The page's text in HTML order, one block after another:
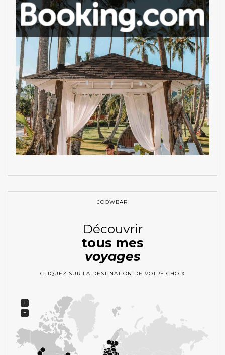
JOOWBAR
Découvrir
tous mes
voyages
CLIQUEZ SUR LA DESTINATION DE VOTRE CHOIX
+
−